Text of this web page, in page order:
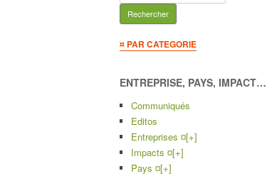
¤ PAR CATEGORIE
ENTREPRISE, PAYS, IMPACT…
Communiqués
Editos
Entreprises ¤[+]
Impacts ¤[+]
Pays ¤[+]